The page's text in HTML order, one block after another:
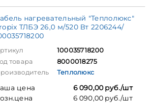
нагревательный "Теплолюкс"
ТЛБЭ 26,0 м/520 Вт 2206244/
100035718200
товара
8000018275
Теплолюкс
цена
6 090,00 руб./шт
6 090,00 руб./шт